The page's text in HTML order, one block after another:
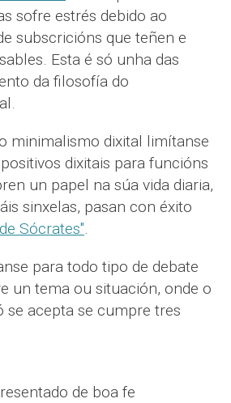
sofre estrés debido ao
subscricións que teñen e
Esta é só unha das
da filosofía do
minimalismo dixital limítanse
dixitais para funcións
un papel na súa vida diaria,
sinxelas, pasan con éxito
Sócrates".
para todo tipo de debate
un tema ou situación, onde o
se acepta se cumpre tres
de boa fe